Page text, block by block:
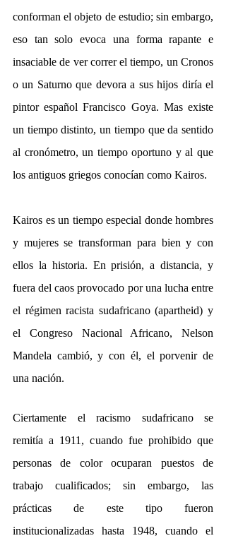
conforman el objeto de estudio; sin embargo,
eso tan solo evoca una forma rapante e
insaciable de ver correr el tiempo, un Cronos
o un Saturno que devora a sus hijos diría el
pintor español Francisco Goya. Mas existe
un tiempo distinto, un tiempo que da sentido
al cronómetro, un tiempo oportuno y al que
los antiguos griegos conocían como Kairos.
Kairos es un tiempo especial donde hombres
y mujeres se transforman para bien y con
ellos la historia. En prisión, a distancia, y
fuera del caos provocado por una lucha entre
el régimen racista sudafricano (apartheid) y
el Congreso Nacional Africano, Nelson
Mandela cambió, y con él, el porvenir de
una nación.
Ciertamente el racismo sudafricano se
remitía a 1911, cuando fue prohibido que
personas de color ocuparan puestos de
trabajo cualificados; sin embargo, las
prácticas de este tipo fueron
institucionalizadas hasta 1948, cuando el